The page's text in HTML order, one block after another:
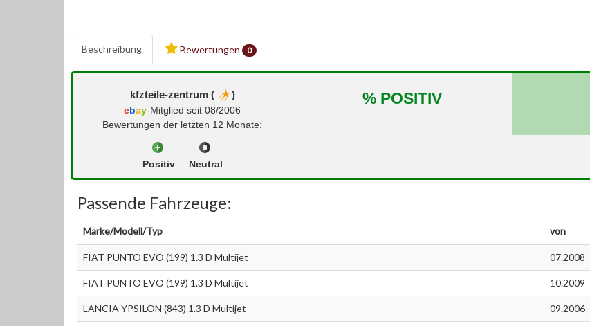
Beschreibung Bewertungen 0
kfzteile-zentrum ( )
ebay-Mitglied seit 08/2006
Bewertungen der letzten 12 Monate:
Positiv Neutral
% POSITIV
Passende Fahrzeuge:
Marke/Modell/Typ von
FIAT PUNTO EVO (199) 1.3 D Multijet 07.2008
FIAT PUNTO EVO (199) 1.3 D Multijet 10.2009
LANCIA YPSILON (843) 1.3 D Multijet 09.2006